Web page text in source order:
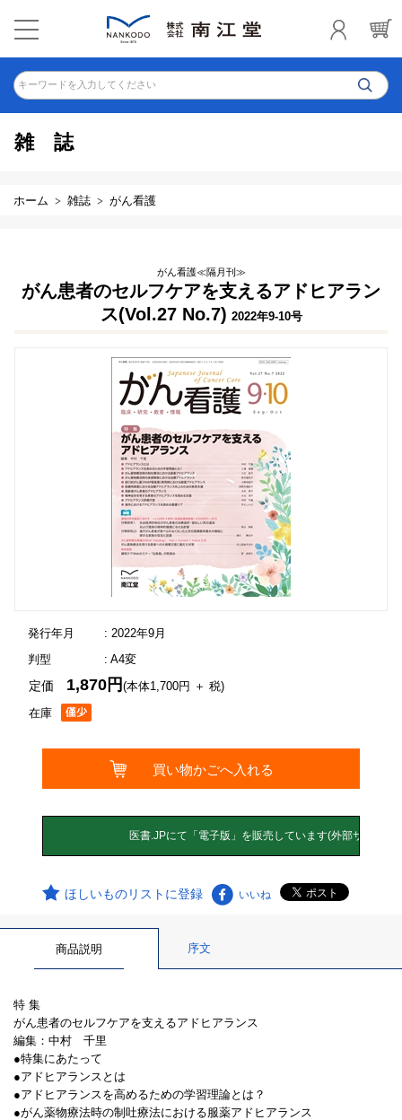
キーワードを入力してください
雑誌
ホーム 雑誌 がん看護
がん看護≪隔月刊≫
がん患者のセルフケアを支えるアドヒアラン
ス(Vol.27 No.7) 2022年9-10号
発行年月
: 2022年9月
判型
: A4変
在庫
定価 1,870円(本体1,700円 ＋ 税)
ほしいものリストに登録 いいね
商品説明 序文
特 集
がん患者のセルフケアを支えるアドヒアランス
編集：中村 千里
●特集にあたって
●アドヒアランスとは
●アドヒアランスを高めるための学習理論とは？
●がん薬物療法時の制吐療法における服薬アドヒアランス